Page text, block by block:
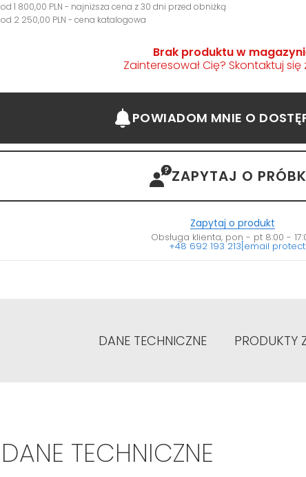
od 1 800,00 PLN - najniższa cena z 30 dni przed obniżką
od 2 250,00 PLN - cena katalogowa
Brak produktu w
Zainteresował Cię? Skontaktuj się
POWIADOM MNIE O
ZAPYTAJ O
Zapytaj o produkt
Obsługa klienta, pon - pt 8:00 -
+48 692 193 213[email
DANE TECHNICZNE PRODUKTY
DANE TECHNICZNE